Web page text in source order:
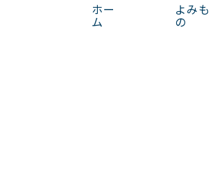
ホー
ム
よみも
の